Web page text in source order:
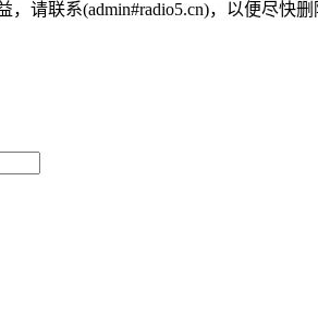
，请联系(admin#radio5.cn)，以便尽快删